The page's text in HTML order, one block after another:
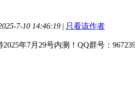
7-10 14:46:19 | 只看该作者
2025年7月29号内测！QQ群号：